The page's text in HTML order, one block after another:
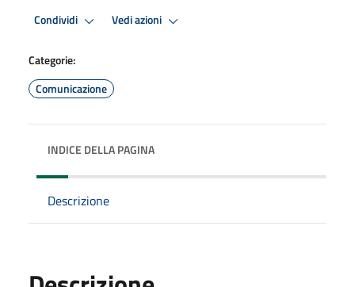
Condividi Vedi azioni
Categorie:
Comunicazione
INDICE DELLA PAGINA
Descrizione